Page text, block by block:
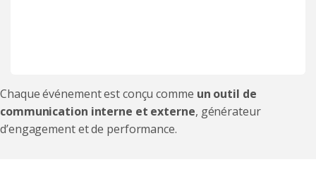
Chaque événement est conçu comme un outil de
communication interne et externe, générateur
d’engagement et de performance.